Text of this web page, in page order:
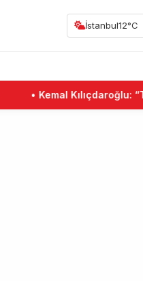
İstanbul12°C
Kemal Kılıçdaroğlu: